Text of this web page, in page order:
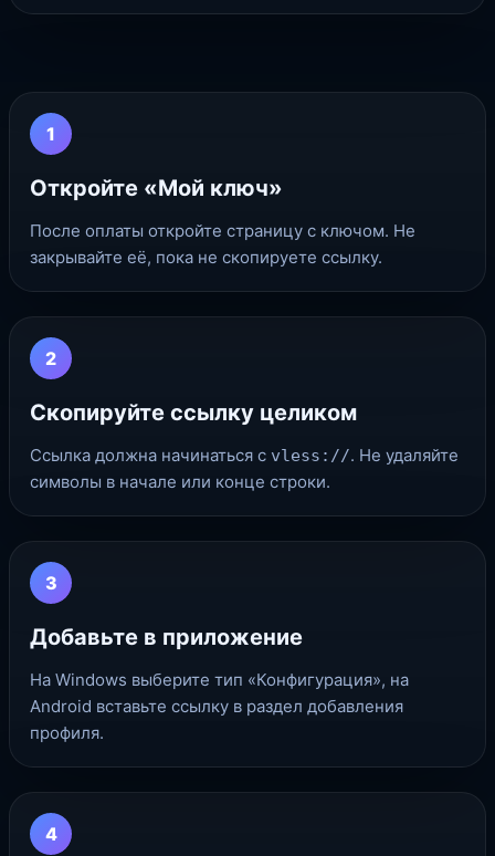
1
Откройте «Мой ключ»
После оплаты откройте страницу с ключом. Не
закрывайте её, пока не скопируете ссылку.
2
Скопируйте ссылку целиком
Ссылка должна начинаться с vless://. Не удаляйте
символы в начале или конце строки.
3
Добавьте в приложение
На Windows выберите тип «Конфигурация», на
Android вставьте ссылку в раздел добавления
профиля.
4